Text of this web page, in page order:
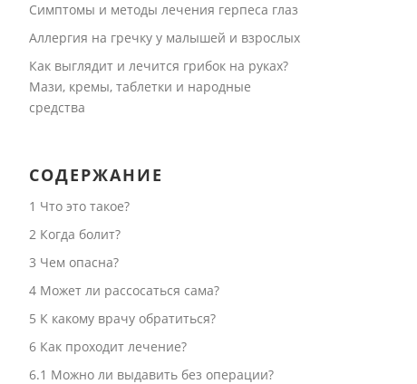
Симптомы и методы лечения герпеса глаз
Аллергия на гречку у малышей и взрослых
Как выглядит и лечится грибок на руках?
Мази, кремы, таблетки и народные
средства
СОДЕРЖАНИЕ
1 Что это такое?
2Когда болит?
3 Чем опасна?
4Может ли рассосаться сама?
5 К какому врачу обратиться?
6Как проходит лечение?
6.1 Можно ли выдавить без операции?